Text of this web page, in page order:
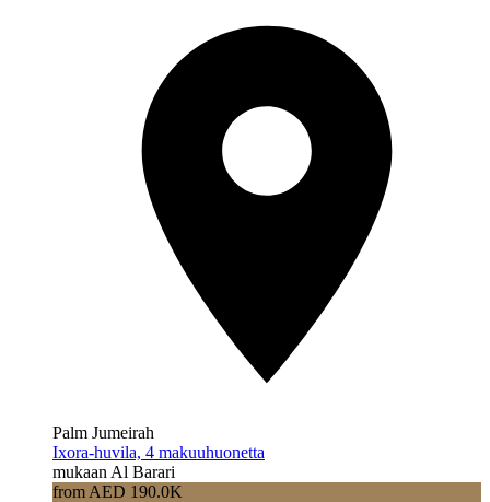
Palm Jumeirah
Ixora-huvila, 4 makuuhuonetta
mukaan Al Barari
from AED 190.0K